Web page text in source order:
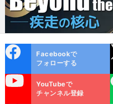
ok
Facebookで
フォローする
YouTubeで
チャンネル登録
LINE